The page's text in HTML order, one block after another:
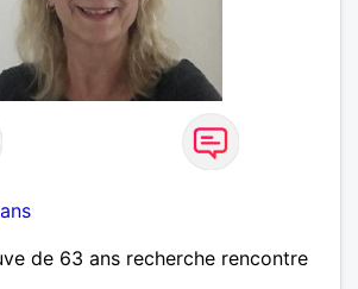
de 63 ans recherche rencontre